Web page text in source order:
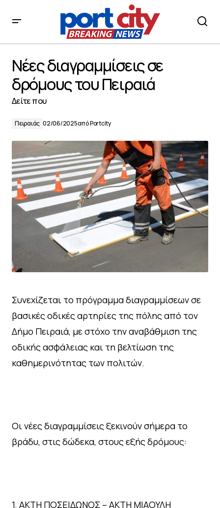
Νέες διαγραμμίσεις σε
δρόμους του Πειραιά
Δείτε που
Πειραιάς 02/06/2025απόPortcity
Συνεχίζεται το πρόγραμμα διαγραμμίσεων σε
βασικές οδικές αρτηρίες της πόλης από τον
Δήμο Πειραιά, με στόχο την αναβάθμιση της
οδικής ασφάλειας και τη βελτίωση της
καθημερινότητας των πολιτών.
Οι νέες διαγραμμίσεις ξεκινούν σήμερα το
βράδυ, στις δώδεκα, στους εξής δρόμους:
1. ΑΚΤΗ ΠΟΣΕΙΔΩΝΟΣ – ΑΚΤΗ ΜΙΑΟΥΛΗ